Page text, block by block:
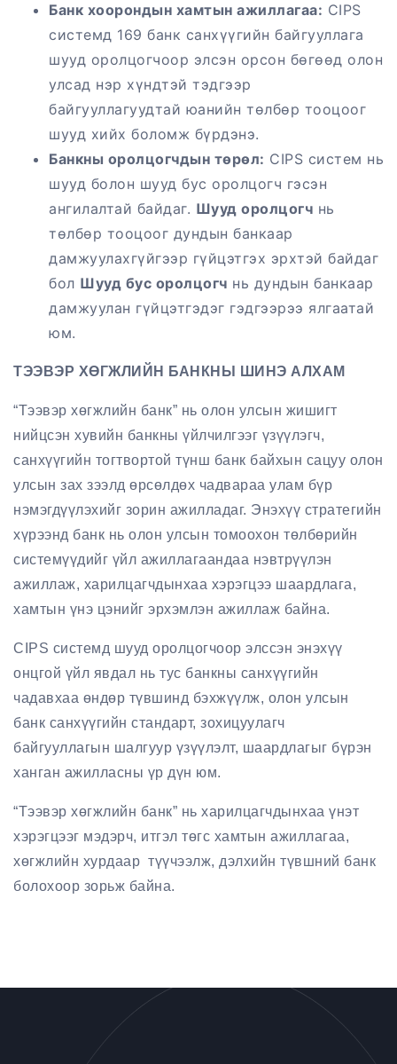
Банк хоорондын хамтын ажиллагаа: CIPS
системд 169 банк санхүүгийн байгууллага
шууд оролцогчоор элсэн орсон бөгөөд олон
улсад нэр хүндтэй тэдгээр
байгууллагуудтай юанийн төлбөр тооцоог
шууд хийх боломж бүрдэнэ.
Банкны оролцогчдын төрөл: CIPS систем нь
шууд болон шууд бус оролцогч гэсэн
ангилалтай байдаг. Шууд оролцогч нь
төлбөр тооцоог дундын банкаар
дамжуулахгүйгээр гүйцэтгэх эрхтэй байдаг
бол Шууд бус оролцогч нь дундын банкаар
дамжуулан гүйцэтгэдэг гэдгээрээ ялгаатай
юм.
ТЭЭВЭР ХӨГЖЛИЙН БАНКНЫ ШИНЭ АЛХАМ
“Тээвэр хөгжлийн банк” нь олон улсын жишигт
нийцсэн хувийн банкны үйлчилгээг үзүүлэгч,
санхүүгийн тогтвортой түнш банк байхын сацуу олон
улсын зах зээлд өрсөлдөх чадвараа улам бүр
нэмэгдүүлэхийг зорин ажилладаг. Энэхүү стратегийн
хүрээнд банк нь олон улсын томоохон төлбөрийн
системүүдийг үйл ажиллагаандаа нэвтрүүлэн
ажиллаж, харилцагчдынхаа хэрэгцээ шаардлага,
хамтын үнэ цэнийг эрхэмлэн ажиллаж байна.
CIPS системд шууд оролцогчоор элссэн энэхүү
онцгой үйл явдал нь тус банкны санхүүгийн
чадавхаа өндөр түвшинд бэхжүүлж, олон улсын
банк санхүүгийн стандарт, зохицуулагч
байгууллагын шалгуур үзүүлэлт, шаардлагыг бүрэн
ханган ажилласны үр дүн юм.
“Тээвэр хөгжлийн банк” нь харилцагчдынхаа үнэт
хэрэгцээг мэдэрч, итгэл төгс хамтын ажиллагаа,
хөгжлийн хурдаар түүчээлж, дэлхийн түвшний банк
болохоор зорьж байна.